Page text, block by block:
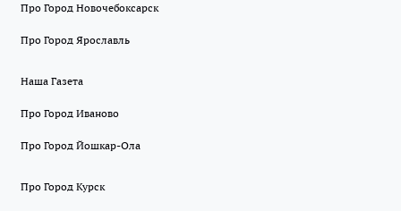
Про Город Новочебоксарск
Про Город Ярославль
Наша Газета
Про Город Иваново
Про Город Йошкар-Ола
Про Город Курск